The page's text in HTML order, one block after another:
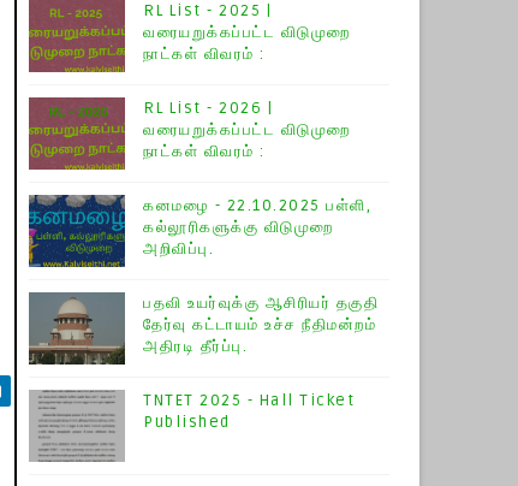
RL List - 2025 |
வரையறுக்கப்பட்ட விடுமுறை
நாட்கள் விவரம் :
RL List - 2026 |
வரையறுக்கப்பட்ட விடுமுறை
நாட்கள் விவரம் :
கனமழை - 22.10.2025 பள்ளி,
கல்லூரிகளுக்கு விடுமுறை
அறிவிப்பு.
பதவி உயர்வுக்கு ஆசிரியர் தகுதி
தேர்வு கட்டாயம் உச்ச நீதிமன்றம்
அதிரடி தீர்ப்பு.
TNTET 2025 - Hall Ticket
Published